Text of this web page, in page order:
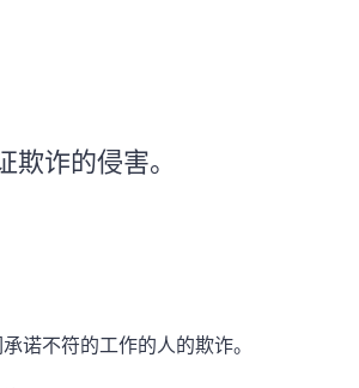
诈的侵害。
诺不符的工作的人的欺诈。